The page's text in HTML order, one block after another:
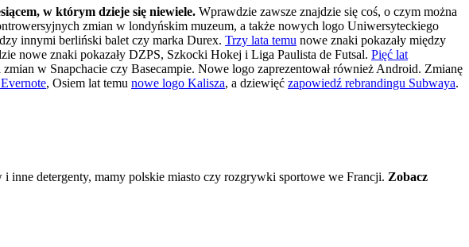
w którym dzieje się niewiele. Wprawdzie zawsze znajdzie się coś, o czym można
zmian w londyńskim muzeum, a także nowych logo Uniwersyteckiego
innymi berliński balet czy marka Durex. Trzy lata temu nowe znaki pokazały między
nowe znaki pokazały DZPS, Szkocki Hokej i Liga Paulista de Futsal. Pięć lat
w Snapchacie czy Basecampie. Nowe logo zaprezentował również Android. Zmianę
, Osiem lat temu nowe logo Kalisza, a dziewięć zapowiedź rebrandingu Subwaya.
detergenty, mamy polskie miasto czy rozgrywki sportowe we Francji. Zobacz